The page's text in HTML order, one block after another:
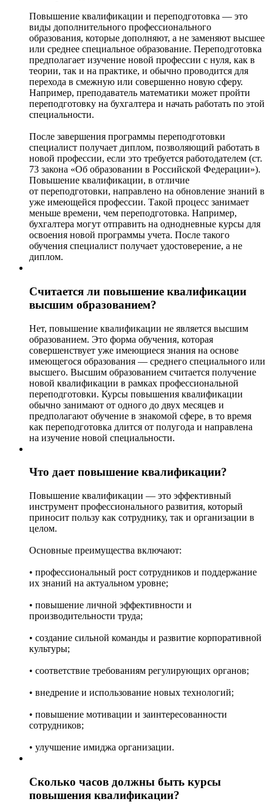
Повышение квалификации и переподготовка — это
виды дополнительного профессионального
образования, которые дополняют, а не заменяют высшее
или среднее специальное образование. Переподготовка
предполагает изучение новой профессии с нуля, как в
теории, так и на практике, и обычно проводится для
перехода в смежную или совершенно новую сферу.
Например, преподаватель математики может пройти
переподготовку на бухгалтера и начать работать по этой
специальности.
После завершения программы переподготовки
специалист получает диплом, позволяющий работать в
новой профессии, если это требуется работодателем (ст.
73 закона «Об образовании в Российской Федерации»).
Повышение квалификации, в отличие
от переподготовки, направлено на обновление знаний в
уже имеющейся профессии. Такой процесс занимает
меньше времени, чем переподготовка. Например,
бухгалтера могут отправить на однодневные курсы для
освоения новой программы учета. После такого
обучения специалист получает удостоверение, а не
диплом.
Считается ли повышение квалификации
высшим образованием?
Нет, повышение квалификации не является высшим
образованием. Это форма обучения, которая
совершенствует уже имеющиеся знания на основе
имеющегося образования — среднего специального или
высшего. Высшим образованием считается получение
новой квалификации в рамках профессиональной
переподготовки. Курсы повышения квалификации
обычно занимают от одного до двух месяцев и
предполагают обучение в знакомой сфере, в то время
как переподготовка длится от полугода и направлена
на изучение новой специальности.
Что дает повышение квалификации?
Повышение квалификации — это эффективный
инструмент профессионального развития, который
приносит пользу как сотруднику, так и организации в
целом.
Основные преимущества включают:
• профессиональный рост сотрудников и поддержание
их знаний на актуальном уровне;
• повышение личной эффективности и
производительности труда;
• создание сильной команды и развитие корпоративной
культуры;
• соответствие требованиям регулирующих органов;
• внедрение и использование новых технологий;
• повышение мотивации и заинтересованности
сотрудников;
• улучшение имиджа организации.
Сколько часов должны быть курсы
повышения квалификации?